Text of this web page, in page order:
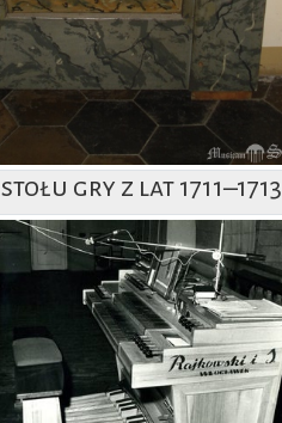
gry z lat 1711–1713